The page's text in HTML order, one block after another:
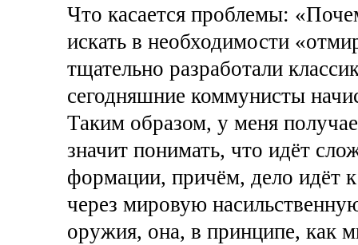
Что касается проблемы:
искать в необходимости
тщательно разработали
сегодняшние коммунисты
Таким образом, у меня
значит понимать, что идёт
формации, причём, дело идёт
через мировую
оружия, она, в принципе, как